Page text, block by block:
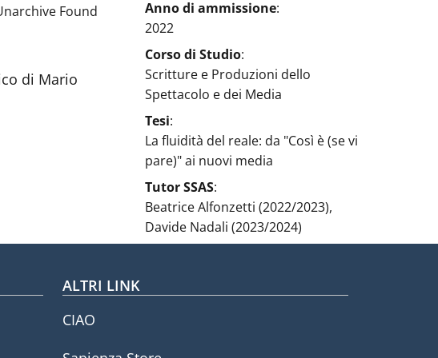
Found
di Mario
Anno di ammissione:
2022
Corso di Studio:
Scritture e Produzioni dello
Spettacolo e dei Media
Tesi:
La fluidità del reale: da "Così è (se vi
pare)" ai nuovi media
Tutor SSAS:
Beatrice Alfonzetti (2022/2023),
Davide Nadali (2023/2024)
ALTRI LINK
CIAO